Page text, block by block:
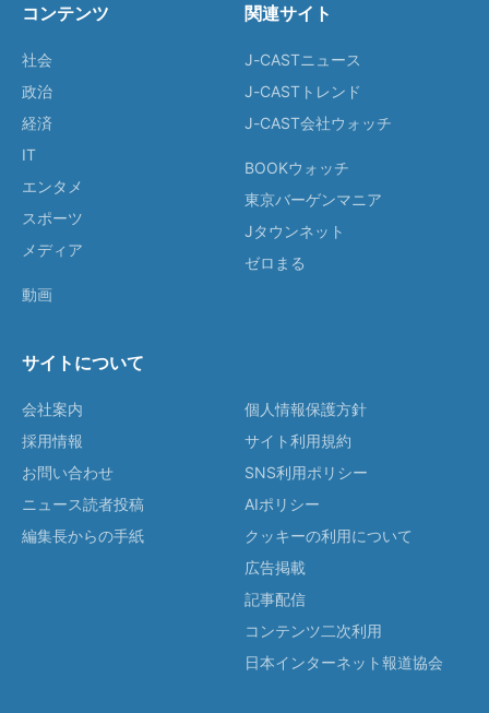
コンテンツ
社会
政治
経済
IT
エンタメ
スポーツ
メディア
動画
関連サイト
J-CASTニュース
J-CASTトレンド
J-CAST会社ウォッチ
BOOKウォッチ
東京バーゲンマニア
Jタウンネット
ゼロまる
サイトについて
会社案内
採用情報
お問い合わせ
ニュース読者投稿
編集長からの手紙
個人情報保護方針
サイト利用規約
SNS利用ポリシー
AIポリシー
クッキーの利用について
広告掲載
記事配信
コンテンツ二次利用
日本インターネット報道協会